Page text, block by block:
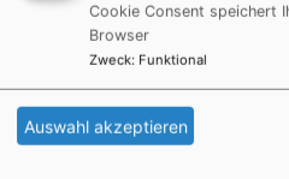
sind, gibt es in der
(z.B. Mariä Himmelfahrt) und
Sakrament der Eucharistie
Katholiken in München
Cookie Consent speichert
Browser
Zweck: Funktional
Auswahl akzeptieren